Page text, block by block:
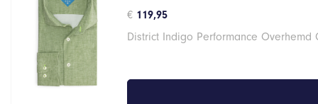
€ 119,95
District Indigo Performance Overhemd